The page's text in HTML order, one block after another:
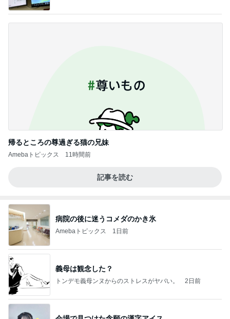
帰るところの尊過ぎる猫の兄妹
Amebaトピックス 11時間前
記事を読む
病院の後に迷うコメダのかき氷
Amebaトピックス 1日前
義母は観念した？
トンデモ義母ンヌからのストレスがヤバい。 2日前